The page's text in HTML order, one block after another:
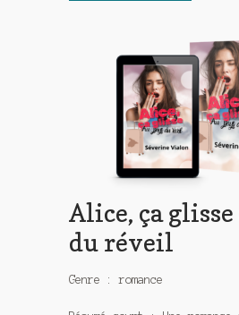
Alice, ça glisse
du réveil
Genre : romance